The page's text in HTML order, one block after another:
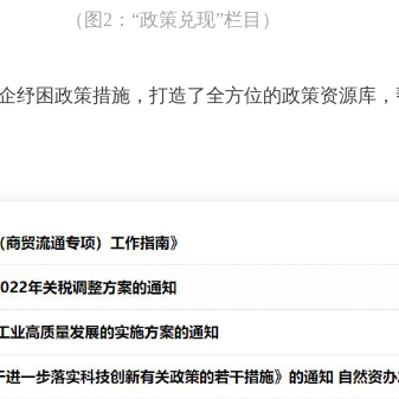
（图2：“政策兑现”栏目）
困政策措施，打造了全方位的政策资源库，